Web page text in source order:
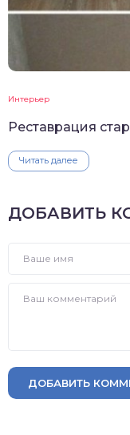
Интерьер
Реставрация
Читать далее
ДОБАВИТЬ
ДОБАВИТЬ